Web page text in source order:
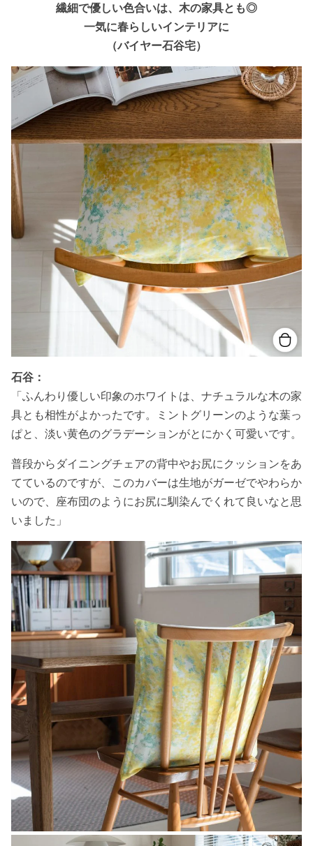
繊細で優しい色合いは、木の家具とも◎
一気に春らしいインテリアに
（バイヤー石谷宅）
石谷：
「ふんわり優しい印象のホワイトは、ナチュラルな木の家
具とも相性がよかったです。ミントグリーンのような葉っ
ぱと、淡い黄色のグラデーションがとにかく可愛いです。
普段からダイニングチェアの背中やお尻にクッションをあ
てているのですが、このカバーは生地がガーゼでやわらか
いので、座布団のようにお尻に馴染んでくれて良いなと思
いました」